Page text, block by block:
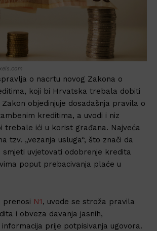
o nacrtu novog Zakona o
koji bi Hrvatska trebala dobiti
objedinjuje dosadašnja pravila o
kreditima, a uvodi i niz
trebale ići u korist građana. Najveća
tzv. „vezanja usluga“, što znači da
smjeti uvjetovati odobrenje kredita
poput prebacivanja plaće u
prenosi N1, uvode se stroža pravila
i obveza davanja jasnih,
prije potpisivanja ugovora.